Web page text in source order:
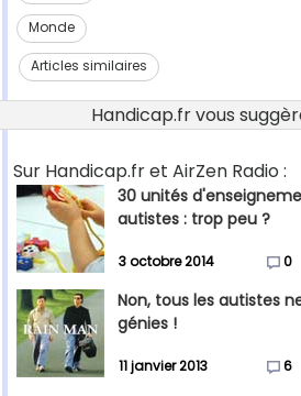
Monde
Articles similaires
Handicap.fr vous
Sur Handicap.fr et AirZen Radio :
30 unités
autistes : trop peu ?
3 octobre 2014 0
Non, tous les autistes
génies !
11 janvier 2013 6